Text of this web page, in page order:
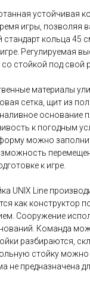
устойчивая
игры,
кольца 45
Регулируемая
стойкой под свой
материалы
сетка, щит из
основание
к погодным
можно
к игре.
UNIX Line
как конструктор
Сооружение
Команда
разбираются,
стойку
не предназначена